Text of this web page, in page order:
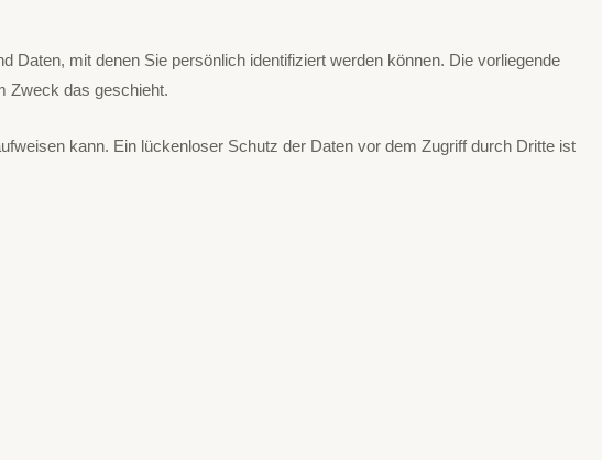
Daten, mit denen Sie persönlich identifiziert werden können. Die vorliegende
Zweck das geschieht.
kann. Ein lückenloser Schutz der Daten vor dem Zugriff durch Dritte ist